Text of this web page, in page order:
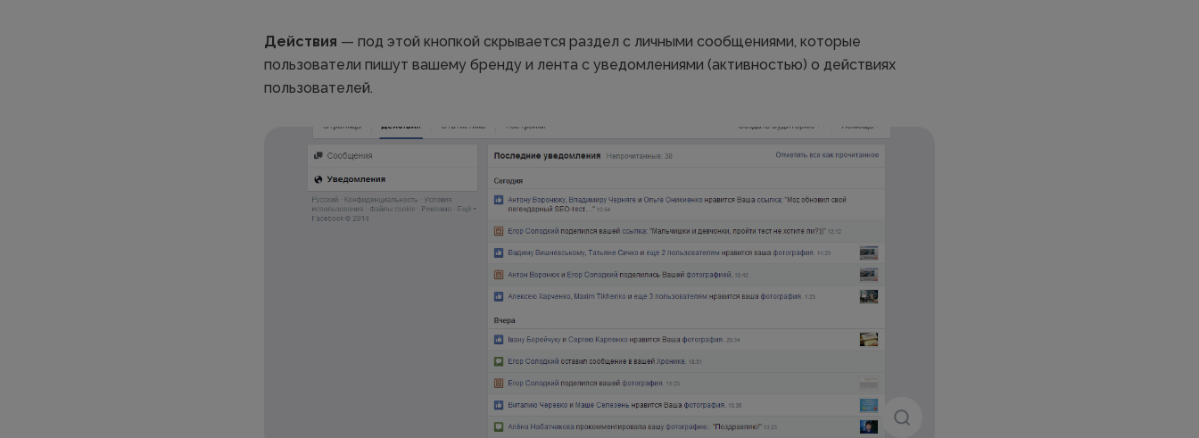
Действия — под этой кнопкой скрывается раздел с личными сообщениями, которые
пользователи пишут вашему бренду и лента с уведомлениями (активностью) о действиях
пользователей.